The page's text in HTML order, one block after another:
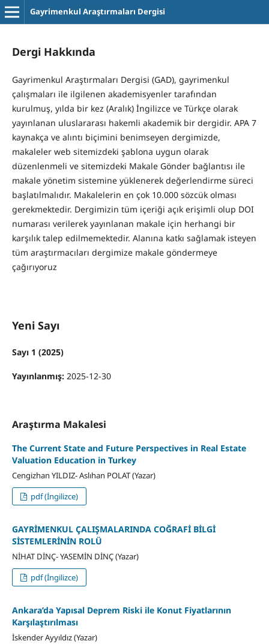
Gayrimenkul Araştırmaları Dergisi
Dergi Hakkında
Gayrimenkul Araştırmaları Dergisi (GAD), gayrimenkul
çalışmaları ile ilgilenen akademisyenler tarafından
kurulmuş, yılda bir kez (Aralık) İngilizce ve Türkçe olarak
yayınlanan uluslararası hakemli akademik bir dergidir. APA 7
kaynakça ve alıntı biçimini benimseyen dergimizde,
makaleler web sitemizdeki şablona uygun olarak
düzenlenmeli ve sitemizdeki Makale Gönder bağlantısı ile
makale yönetim sistemine yüklenerek değerlendirme süreci
başlatılmalıdır. Makalelerin en çok 10.000 sözcük olması
gerekmektedir. Dergimizin tüm içeriği açık erişimli olup DOI
numarası verilerek yayınlanan makale için herhangi bir
karşılık talep edilmemektedir. Alanına katkı sağlamak isteyen
tüm araştırmacıları dergimize makale göndermeye
çağırıyoruz
Yeni Sayı
Sayı 1 (2025)
Yayınlanmış: 2025-12-30
Araştırma Makalesi
The Current State and Future Perspectives in Real Estate
Valuation Education in Turkey
Cengizhan YILDIZ- Aslıhan POLAT (Yazar)
pdf (İngilizce)
GAYRİMENKUL ÇALIŞMALARINDA COĞRAFİ BİLGİ
SİSTEMLERİNİN ROLÜ
NİHAT DİNÇ- YASEMİN DİNÇ (Yazar)
pdf (İngilizce)
Ankara’da Yapısal Deprem Riski ile Konut Fiyatlarının
Karşılaştırılması
İskender Ayyıldız (Yazar)